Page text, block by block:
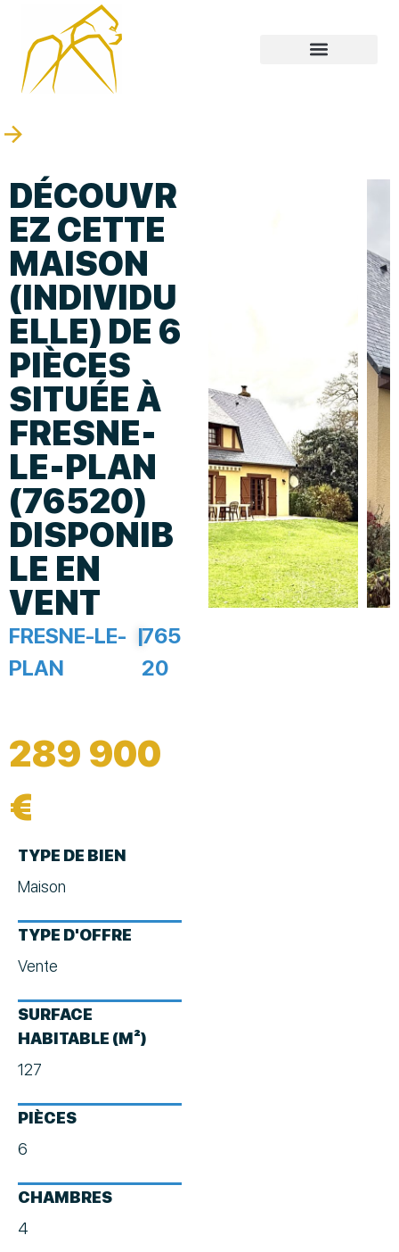
DÉCOUVR
EZ CETTE
MAISON
(INDIVIDU
ELLE) DE 6
PIÈCES
SITUÉE À
FRESNE-
LE-PLAN
(76520)
DISPONIB
LE EN
VENT
FRESNE-LE-
PLAN
|765
20
289 900
€
TYPE DE BIEN
Maison
TYPE D'OFFRE
Vente
SURFACE
HABITABLE (M²)
127
PIÈCES
6
CHAMBRES
4